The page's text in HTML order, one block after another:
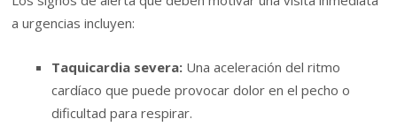
a urgencias incluyen:
Taquicardia severa: Una aceleración del ritmo
cardíaco que puede provocar dolor en el pecho o
dificultad para respirar.